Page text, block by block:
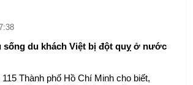
du khách Việt bị đột quỵ ở nước
Thành phố Hồ Chí Minh cho biết,